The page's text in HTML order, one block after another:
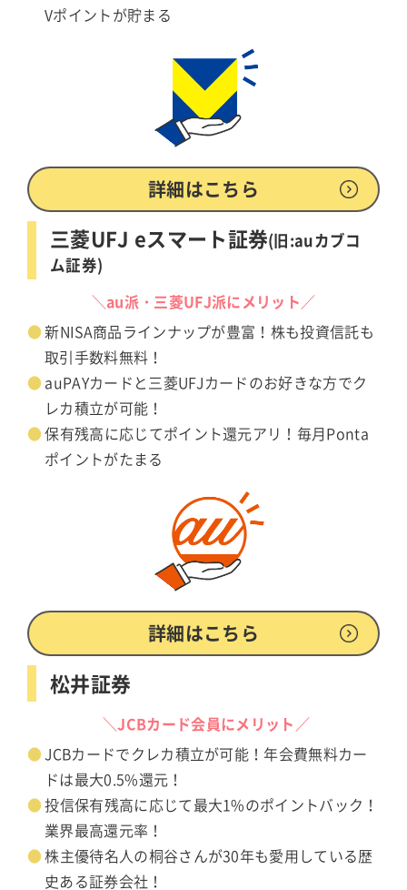
Vポイントが貯まる
詳細はこちら
三菱UFJ eスマート証券(旧:auカブコ
ム証券)
＼au派・三菱UFJ派にメリット／
新NISA商品ラインナップが豊富！株も投資信託も
取引手数料無料！
auPAYカードと三菱UFJカードのお好きな方でク
レカ積立が可能！
保有残高に応じてポイント還元アリ！毎月Ponta
ポイントがたまる
詳細はこちら
松井証券
＼JCBカード会員にメリット／
JCBカードでクレカ積立が可能！年会費無料カー
ドは最大0.5%還元！
投信保有残高に応じて最大1%のポイントバック！
業界最高還元率！
株主優待名人の桐谷さんが30年も愛用している歴
史ある証券会社！